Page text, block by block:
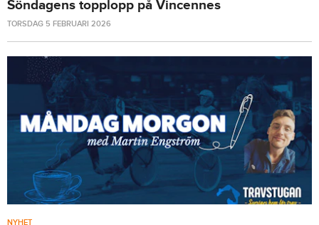
Söndagens topplopp på Vincennes
TORSDAG 5 FEBRUARI 2026
NYHET